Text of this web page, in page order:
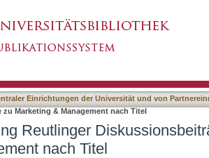
Einrichtungen der Universität und von
Marketing & Management nach Titel
Reutlinger
nach Titel